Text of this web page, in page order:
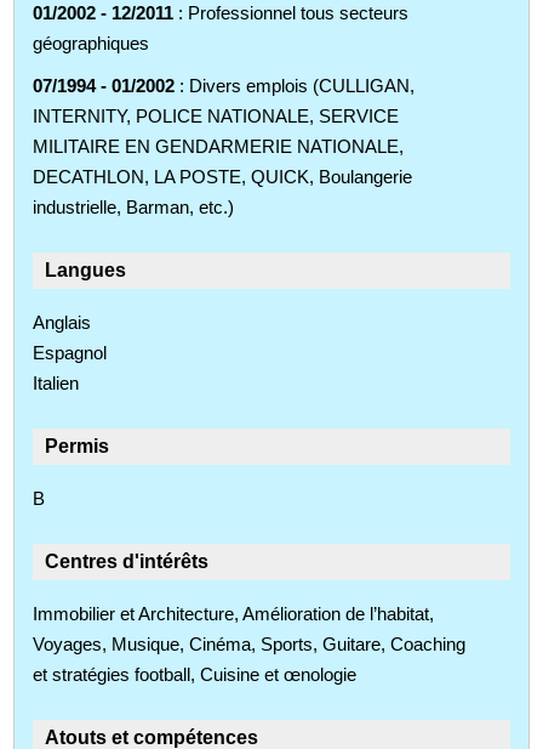
01/2002 - 12/2011 : Professionnel tous secteurs
géographiques
07/1994 - 01/2002 : Divers emplois (CULLIGAN,
INTERNITY, POLICE NATIONALE, SERVICE
MILITAIRE EN GENDARMERIE NATIONALE,
DECATHLON, LA POSTE, QUICK, Boulangerie
industrielle, Barman, etc.)
Langues
Anglais
Espagnol
Italien
Permis
B
Centres d'intérêts
Immobilier et Architecture, Amélioration de l’habitat,
Voyages, Musique, Cinéma, Sports, Guitare, Coaching
et stratégies football, Cuisine et œnologie
Atouts et compétences